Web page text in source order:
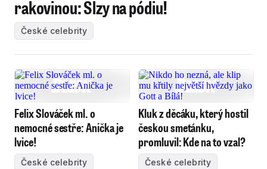
rakovinou: Slzy na pódiu!
České celebrity
Felix Slováček ml. o
nemocné sestře: Anička je
lvice!
České celebrity
Kluk z děcáku, který hostil
českou smetánku,
promluvil: Kde na to vzal?
České celebrity